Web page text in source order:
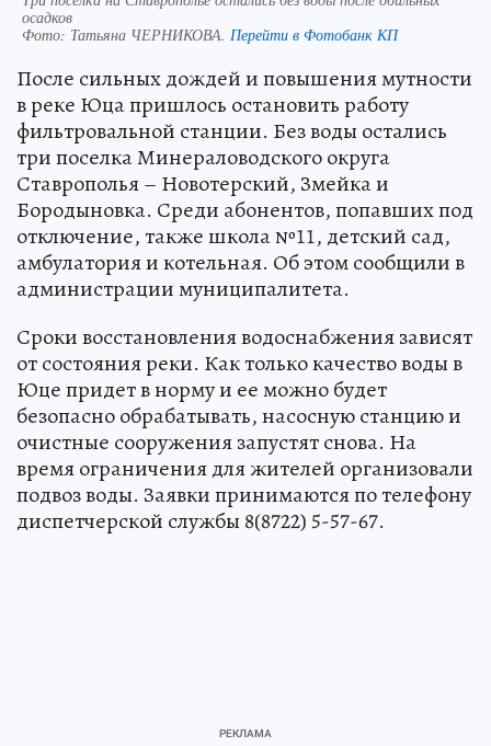
осадков
Фото: Татьяна ЧЕРНИКОВА. Перейти в Фотобанк КП
После сильных дождей и повышения мутности
в реке Юца пришлось остановить работу
фильтровальной станции. Без воды остались
три поселка Минераловодского округа
Ставрополья – Новотерский, Змейка и
Бородыновка. Среди абонентов, попавших под
отключение, также школа №11, детский сад,
амбулатория и котельная. Об этом сообщили в
администрации муниципалитета.
Сроки восстановления водоснабжения зависят
от состояния реки. Как только качество воды в
Юце придет в норму и ее можно будет
безопасно обрабатывать, насосную станцию и
очистные сооружения запустят снова. На
время ограничения для жителей организовали
подвоз воды. Заявки принимаются по телефону
диспетчерской службы 8(8722) 5-57-67.